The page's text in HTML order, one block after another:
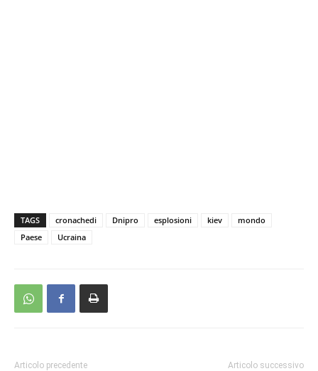
TAGS cronachedi Dnipro esplosioni kiev
mondo
Paese
Ucraina
Articolo precedente Articolo successivo